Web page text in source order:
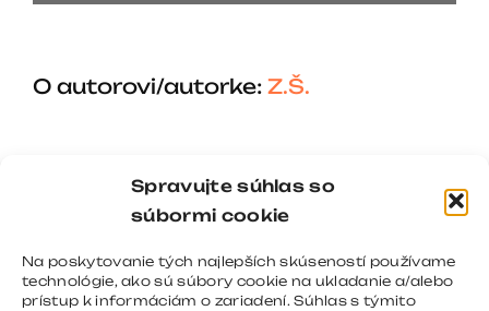
Spravujte súhlas so
súbormi cookie
Na poskytovanie tých najlepších skúseností používame
technológie, ako sú súbory cookie na ukladanie a/alebo
prístup k informáciám o zariadení. Súhlas s týmito
O autorovi/autorke: Z.Š.